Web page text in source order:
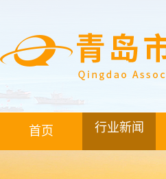
首页 行业新闻